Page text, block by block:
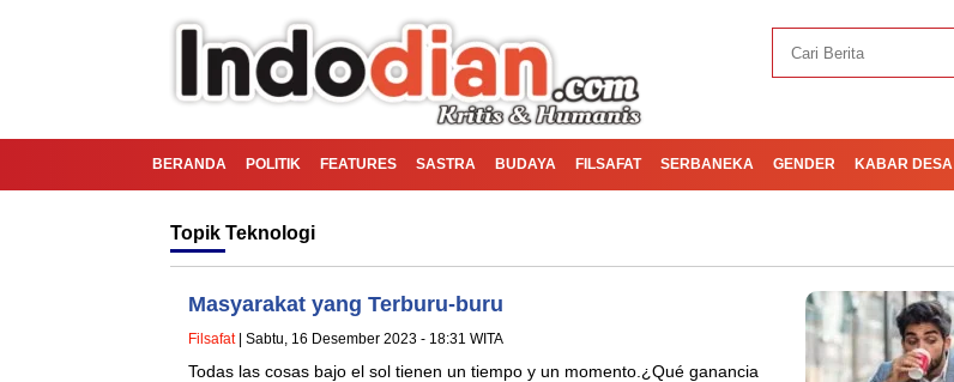
BERANDA POLITIK FEATURES SASTRA BUDAYA FILSAFAT SERBANEKA GENDER KABAR DESA
Topik Teknologi
Masyarakat yang Terburu-buru
Filsafat| Sabtu, 16 Desember 2023 - 18:31 WITA
Todas las cosas bajo el sol tienen un tiempo y un momento.¿Qué ganancia